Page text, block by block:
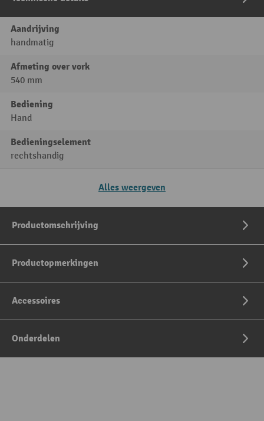
Aandrijving
handmatig
Afmeting over vork
540 mm
Bediening
Hand
Bedieningselement
rechtshandig
Alles weergeven
Productomschrijving
Productopmerkingen
Accessoires
Onderdelen